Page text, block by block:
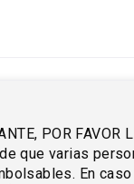
POR FAVOR
que varias
En